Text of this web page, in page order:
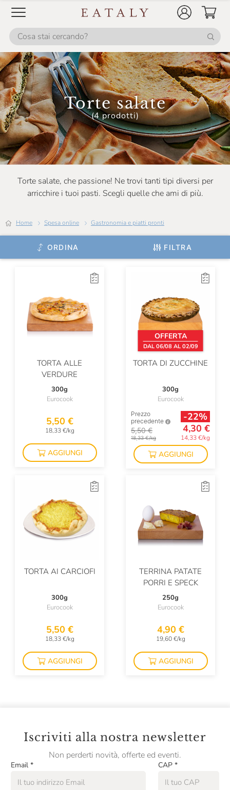
Torte salate
(4 prodotti)
Torte salate, che passione! Ne trovi tanti tipi diversi per
arricchire i tuoi pasti. Scegli quelle che ami di più.
Home Spesa online Gastronomia e piatti pronti
ORDINA FILTRA
TORTA ALLE
VERDURE
300g
Eurocook
5,50 €
18,33 €/kg
AGGIUNGI
OFFERTA
DAL 06/08 AL 02/09
TORTA DI ZUCCHINE
300g
Eurocook
Prezzo
precedente
5,50 €
18,33 €/kg
-22%
4,30 €
14,33 €/kg
AGGIUNGI
TORTA AI CARCIOFI
300g
Eurocook
5,50 €
18,33 €/kg
AGGIUNGI
TERRINA PATATE
PORRI E SPECK
250g
Eurocook
4,90 €
19,60 €/kg
AGGIUNGI
Iscriviti alla nostra newsletter
Non perderti novità, offerte ed eventi.
Email * CAP *